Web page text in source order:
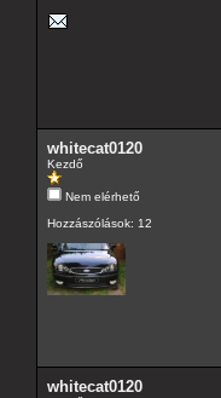
whitecat0120
Kezdő
Nem elérhető
Hozzászólások: 12
whitecat0120